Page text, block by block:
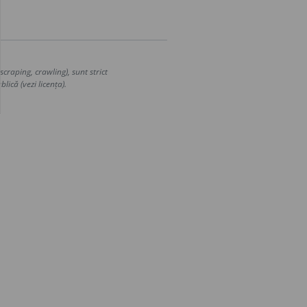
crawling), sunt strict
(vezi licența).